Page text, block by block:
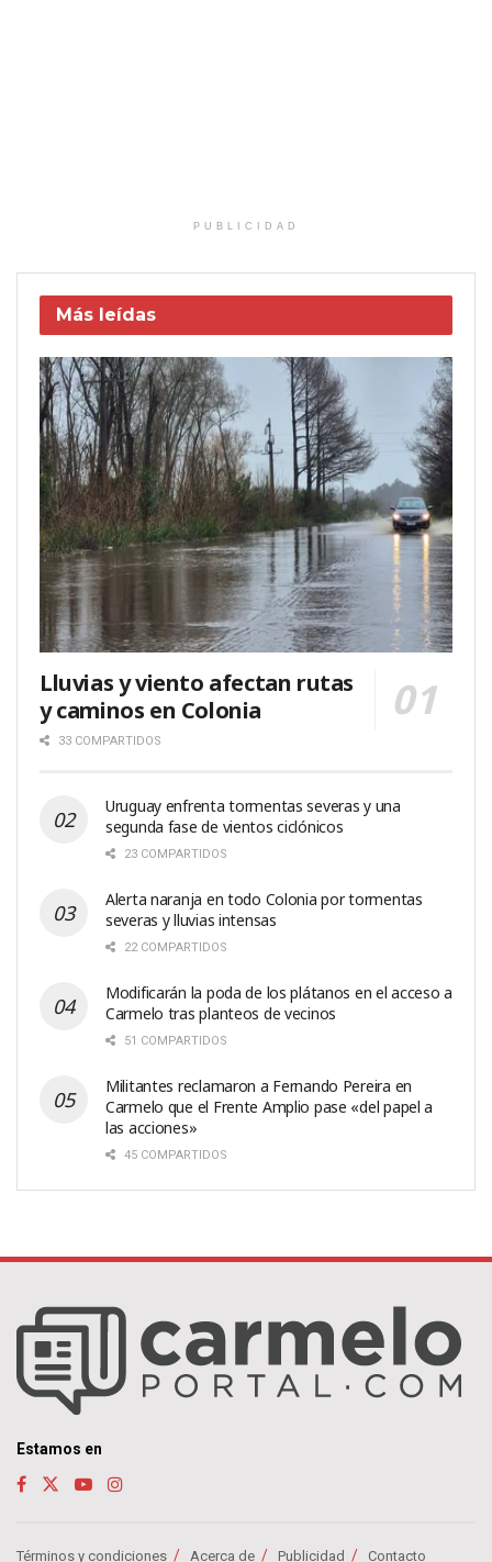
PUBLICIDAD
Más leídas
Lluvias y viento afectan rutas
y caminos en Colonia
33 COMPARTIDOS
Uruguay enfrenta tormentas severas y una
segunda fase de vientos ciclónicos
23 COMPARTIDOS
Alerta naranja en todo Colonia por tormentas
severas y lluvias intensas
22 COMPARTIDOS
Modificarán la poda de los plátanos en el acceso a
Carmelo tras planteos de vecinos
51 COMPARTIDOS
Militantes reclamaron a Fernando Pereira en
Carmelo que el Frente Amplio pase «del papel a
las acciones»
45 COMPARTIDOS
Estamos en
Términos y condiciones Acerca de Publicidad Contacto